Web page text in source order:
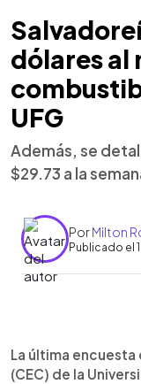
dólares al
UFG
Además, se
$29.73 a la
PorMilton
Publicado el
La última
(CEC) de la